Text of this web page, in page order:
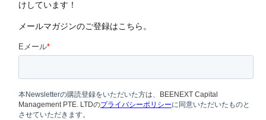
けしています！
メールマガジンのご登録はこちら。